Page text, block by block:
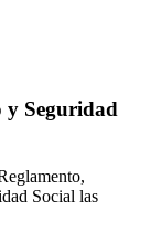
y Seguridad
Social las